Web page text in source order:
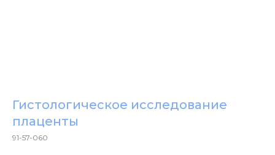
Гистологическое исследование
плаценты
91-57-060